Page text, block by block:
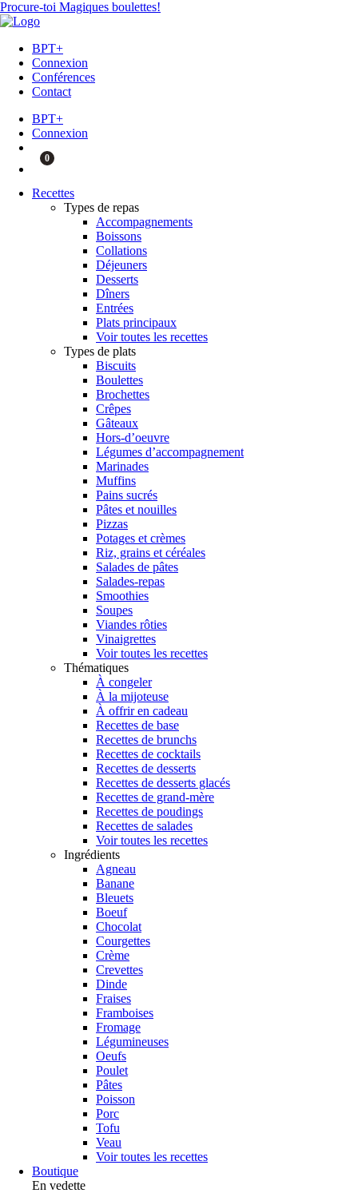
Procure-toi Magiques boulettes!
BPT+
Connexion
Conférences
Contact
BPT+
Connexion
0
Recettes
Types de repas
Accompagnements
Boissons
Collations
Déjeuners
Desserts
Dîners
Entrées
Plats principaux
Voir toutes les recettes
Types de plats
Biscuits
Boulettes
Brochettes
Crêpes
Gâteaux
Hors-d’oeuvre
Légumes d’accompagnement
Marinades
Muffins
Pains sucrés
Pâtes et nouilles
Pizzas
Potages et crèmes
Riz, grains et céréales
Salades de pâtes
Salades-repas
Smoothies
Soupes
Viandes rôties
Vinaigrettes
Voir toutes les recettes
Thématiques
À congeler
À la mijoteuse
À offrir en cadeau
Recettes de base
Recettes de brunchs
Recettes de cocktails
Recettes de desserts
Recettes de desserts glacés
Recettes de grand-mère
Recettes de poudings
Recettes de salades
Voir toutes les recettes
Ingrédients
Agneau
Banane
Bleuets
Boeuf
Chocolat
Courgettes
Crème
Crevettes
Dinde
Fraises
Framboises
Fromage
Légumineuses
Oeufs
Poulet
Pâtes
Poisson
Porc
Tofu
Veau
Voir toutes les recettes
Boutique
En vedette